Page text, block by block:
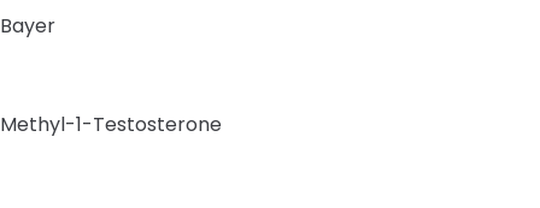
Bayer
Methyl-1-Testosterone